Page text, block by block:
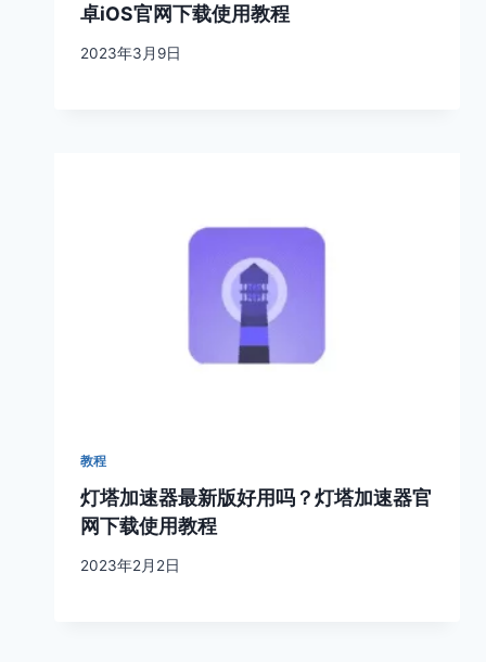
卓iOS官网下载使用教程
2023年3月9日
教程
灯塔加速器最新版好用吗？灯塔加速器官
网下载使用教程
2023年2月2日